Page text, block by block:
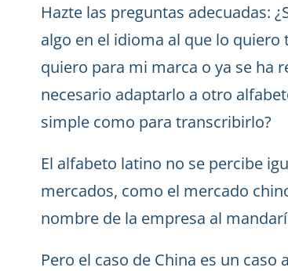
Hazte las preguntas adecuadas:
algo en el idioma al que lo
quiero para mi marca o ya se ha
necesario adaptarlo a otro
simple como para transcribirlo?
El alfabeto latino no se percibe
mercados, como el mercado
nombre de la empresa al
Pero el caso de China es un